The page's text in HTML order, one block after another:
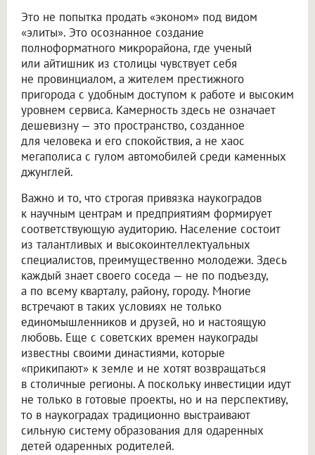
Это не попытка продать «эконом» под видом
«элиты». Это осознанное создание
полноформатного микрорайона, где ученый
или айтишник из столицы чувствует себя
не провинциалом, а жителем престижного
пригорода с удобным доступом к работе и высоким
уровнем сервиса. Камерность здесь не означает
дешевизну — это пространство, созданное
для человека и его спокойствия, а не хаос
мегаполиса с гулом автомобилей среди каменных
джунглей.
Важно и то, что строгая привязка наукоградов
к научным центрам и предприятиям формирует
соответствующую аудиторию. Население состоит
из талантливых и высокоинтеллектуальных
специалистов, преимущественно молодежи. Здесь
каждый знает своего соседа — не по подъезду,
а по всему кварталу, району, городу. Многие
встречают в таких условиях не только
единомышленников и друзей, но и настоящую
любовь. Еще с советских времен наукограды
известны своими династиями, которые
«прикипают» к земле и не хотят возвращаться
в столичные регионы. А поскольку инвестиции идут
не только в готовые проекты, но и на перспективу,
то в наукоградах традиционно выстраивают
сильную систему образования для одаренных
детей одаренных родителей.